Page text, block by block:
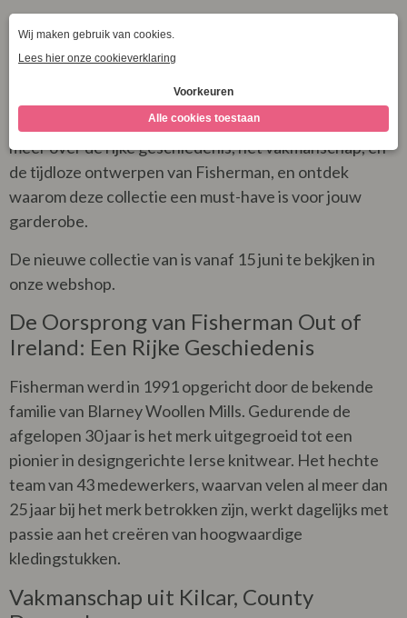
wereld van Fisherman Out of Ireland. Ontdek hoe dit
achter Blarney Woollen Mills, zich heeft ontwikkeld tot
een vooraanstaand mode-icoon in Ierse knitwear. Leer
meer over de rijke geschiedenis, het vakmanschap, en
de tijdloze ontwerpen van Fisherman, en ontdek
waarom deze collectie een must-have is voor jouw
garderobe.
De nieuwe collectie van is vanaf 15 juni te bekjken in
onze webshop.
De Oorsprong van Fisherman Out of
Ireland: Een Rijke Geschiedenis
Fisherman werd in 1991 opgericht door de bekende
familie van Blarney Woollen Mills. Gedurende de
afgelopen 30 jaar is het merk uitgegroeid tot een
pionier in designgerichte Ierse knitwear. Het hechte
team van 43 medewerkers, waarvan velen al meer dan
25 jaar bij het merk betrokken zijn, werkt dagelijks met
passie aan het creëren van hoogwaardige
kledingstukken.
Vakmanschap uit Kilcar, County